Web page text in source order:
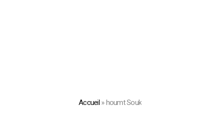
Accueil»houmt Souk